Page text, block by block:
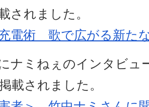
されました。
電術 歌で広がる新た
ナミねぇのインタビュ
載されました。